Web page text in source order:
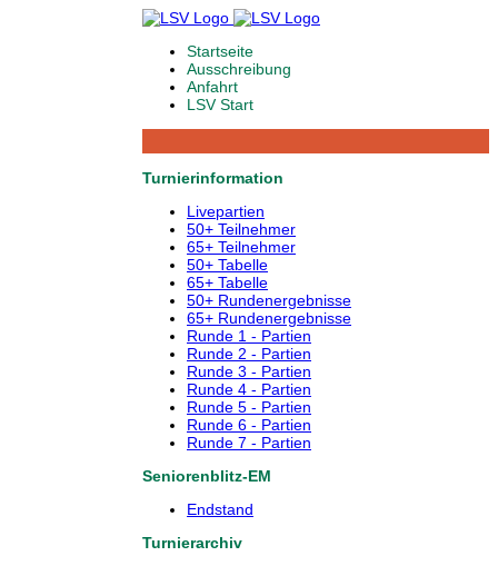
Startseite
Ausschreibung
Anfahrt
LSV Start
Turnierinformation
Livepartien
50+ Teilnehmer
65+ Teilnehmer
50+ Tabelle
65+ Tabelle
50+ Rundenergebnisse
65+ Rundenergebnisse
Runde 1 - Partien
Runde 2 - Partien
Runde 3 - Partien
Runde 4 - Partien
Runde 5 - Partien
Runde 6 - Partien
Runde 7 - Partien
Seniorenblitz-EM
Endstand
Turnierarchiv